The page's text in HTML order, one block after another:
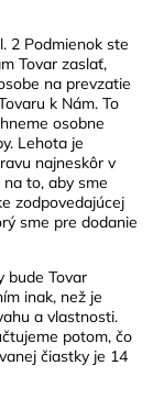
2 Podmienok ste
Tovar zaslať,
na prevzatie
k Nám. To
osobne
Lehota je
najneskôr v
to, aby sme
zodpovedajúcej
sme pre dodanie
bude Tovar
inak, než je
a vlastnosti.
potom, čo
čiastky je 14